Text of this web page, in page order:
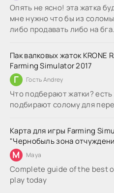
Опять не ясно! эта жатка
мне нужно что бы из
либо продавать либо на
Пак валковых жаток KRONE
Farming Simulator 2017
Г Гость Andrey
Что подберают жатки?
подбирают солому для
Карта для игры Farming
"Чернобыль зона
M Maya
Complete guide of the best
play today